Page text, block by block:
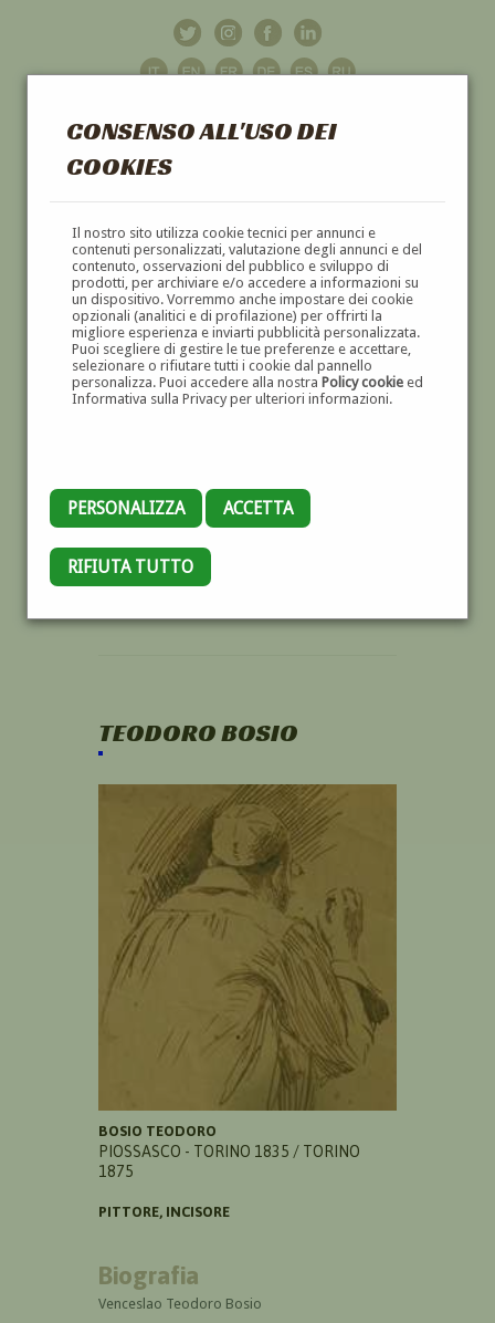
CONSENSO ALL'USO DEI
COOKIES
Il nostro sito utilizza cookie tecnici per annunci e
contenuti personalizzati, valutazione degli annunci e del
contenuto, osservazioni del pubblico e sviluppo di
prodotti, per archiviare e/o accedere a informazioni su
un dispositivo. Vorremmo anche impostare dei cookie
opzionali (analitici e di profilazione) per offrirti la
migliore esperienza e inviarti pubblicità personalizzata.
Puoi scegliere di gestire le tue preferenze e accettare,
selezionare o rifiutare tutti i cookie dal pannello
personalizza. Puoi accedere alla nostra Policy cookieed
Informativa sulla Privacy per ulteriori informazioni.
PERSONALIZZA ACCETTA
RIFIUTA TUTTO
GALLERIAD'ARTE
DIPINTI E SCULTURE '800 E '900
TEODORO BOSIO
BOSIO TEODORO
PIOSSASCO - TORINO 1835 / TORINO
1875
PITTORE, INCISORE
Biografia
Venceslao Teodoro Bosio